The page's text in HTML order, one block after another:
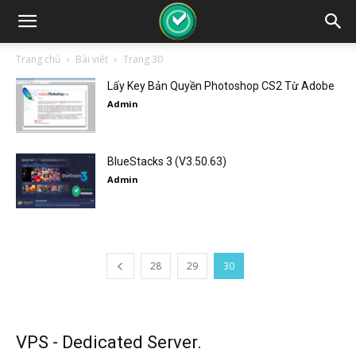
Trang chủ Bài viết Trang 30
Lấy Key Bản Quyền Photoshop CS2 Từ Adobe
Admin
BlueStacks 3 (V3.50.63)
Admin
28 29 30
VPS - Dedicated Server.